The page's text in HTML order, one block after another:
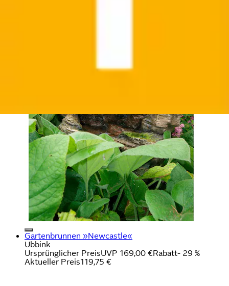
Gartenbrunnen »Newcastle«
Ubbink
Ursprünglicher PreisUVP 169,00 €Rabatt- 29 %
Aktueller Preis119,75 €